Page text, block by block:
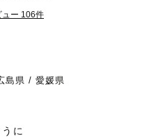
ュー 106件
島県 / 愛媛県
に